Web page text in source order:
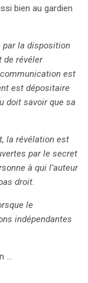
bien au gardien
par la disposition
de révéler
est
est dépositaire
doit savoir que sa
la révélation est
par le secret
à qui l’auteur
droit.
le
indépendantes
…